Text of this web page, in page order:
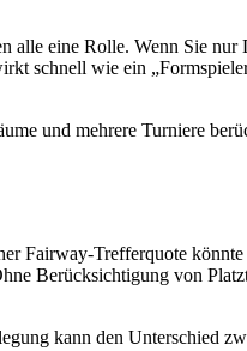
eine Rolle. Wenn Sie
schnell wie ein
und mehrere Turniere
Fairway-Trefferquote
Berücksichtigung von
kann den Unterschied